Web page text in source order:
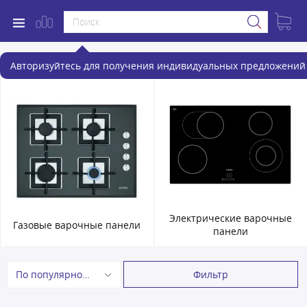
Авторизуйтесь для получения индивидуальных предложений
Варочные панели
Газовые варочные панели
Электрические варочные
панели
По популярности Фильтр